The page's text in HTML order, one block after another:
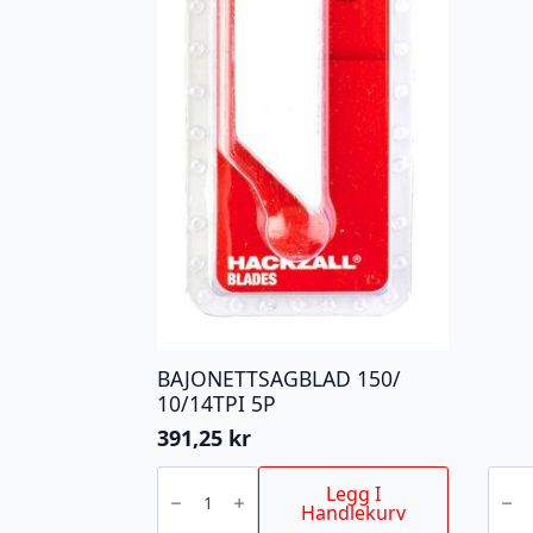
BAJONETTSAGBLAD 150/
10/14TPI 5P
391,25 kr
BAJONETTSAGBLAD
10/14TPI Legg I
Handlekurv 60CM